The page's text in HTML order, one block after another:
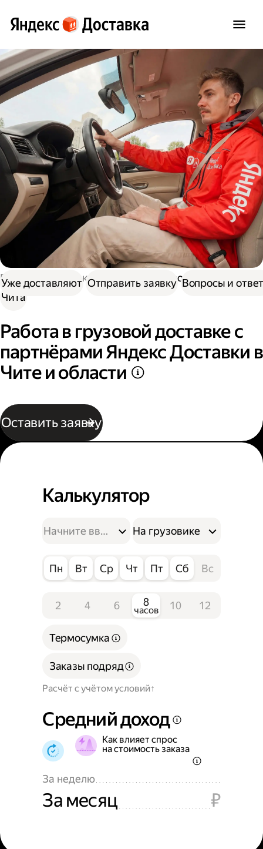
Работа в Доставке
Работа в грузовой доставке
Чита
Работа в грузовой доставке с
партнёрами Яндекс Доставки в
Чите и области
Оставить заявку
Уже доставляют Отправить заявку Вопросы и
Калькулятор
На грузовике
Пн Вт Ср Чт Пт Сб Вс
2 4 6 8
часов 10 12
Расчёт с учётом условий
Термосумка
Заказы подряд
Средний доход
Как влияет спрос
на стоимость заказа
За неделю
За месяц ₽